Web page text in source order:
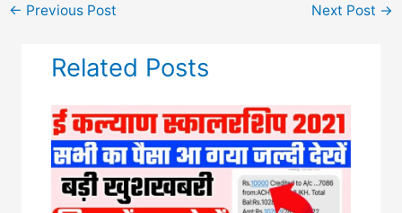
← Previous Post Next Post →
Related Posts